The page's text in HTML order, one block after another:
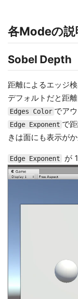
各Modeの説
Sobel Depth
距離によるエッジ検
デフォルトだと距
Edges Color でア
Edge Exponent で
きは面にも表示がか
Edge Exponent が